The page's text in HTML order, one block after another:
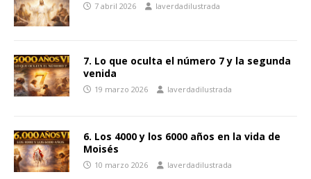
7 abril 2026 laverdadilustrada
7. Lo que oculta el número 7 y la segunda
venida
19 marzo 2026 laverdadilustrada
6. Los 4000 y los 6000 años en la vida de
Moisés
10 marzo 2026 laverdadilustrada